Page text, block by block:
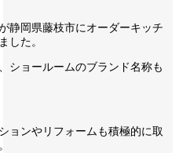
静岡県藤枝市にオーダーキッチ
した。
ショールームのブランド名称も
ョンやリフォームも積極的に取